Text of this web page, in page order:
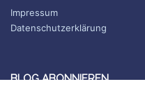
Impressum
Datenschutzerklärung
BLOG ABONNIEREN